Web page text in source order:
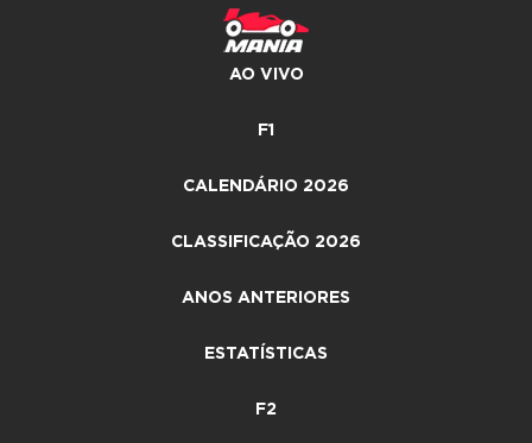
AO VIVO
F1
CALENDÁRIO 2026
CLASSIFICAÇÃO 2026
ANOS ANTERIORES
ESTATÍSTICAS
F2